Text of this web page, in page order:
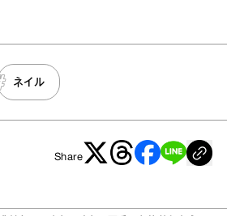
ネイル
Share